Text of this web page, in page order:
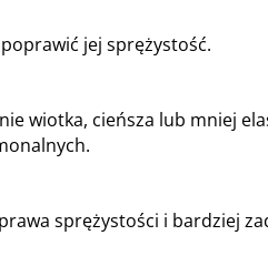
jej sprężystość.
wiotka, cieńsza lub mniej
sprężystości i bardziej